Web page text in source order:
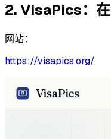
2. VisaPics：
网站：
https://visapics.org/